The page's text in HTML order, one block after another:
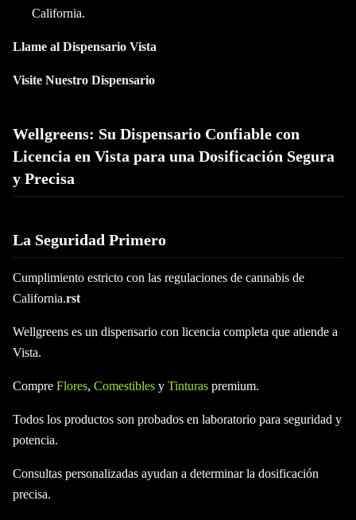
California.
Llame al Dispensario Vista
Visite Nuestro Dispensario
Wellgreens: Su Dispensario Confiable con
Licencia en Vista para una Dosificación Segura
y Precisa
La Seguridad Primero
Cumplimiento estricto con las regulaciones de cannabis de
California.rst
Wellgreens es un dispensario con licencia completa que atiende a
Vista.
Compre Flores, Comestibles y Tinturas premium.
Todos los productos son probados en laboratorio para seguridad y
potencia.
Consultas personalizadas ayudan a determinar la dosificación
precisa.